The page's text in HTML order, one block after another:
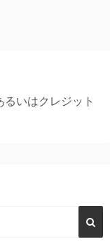
いはクレジット